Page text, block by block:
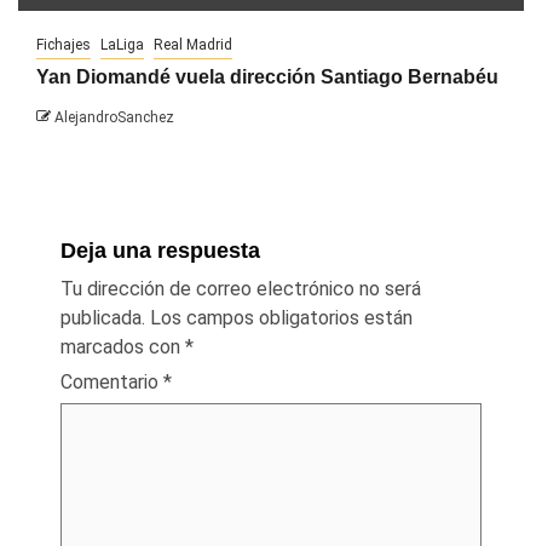
Fichajes LaLiga Real Madrid
Yan Diomandé vuela dirección Santiago Bernabéu
AlejandroSanchez
Deja una respuesta
Tu dirección de correo electrónico no será
publicada. Los campos obligatorios están
marcados con *
Comentario *